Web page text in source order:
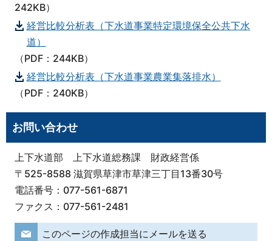
242KB）
経営比較分析表（下水道事業特定環境保全公共下水
道）
（PDF：244KB）
経営比較分析表（下水道事業農業集落排水）
（PDF：240KB）
お問い合わせ
上下水道部 上下水道総務課 財政経営係
〒525-8588 滋賀県草津市草津三丁目13番30号
電話番号：077-561-6871
ファクス：077-561-2481
このページの作成担当にメールを送る